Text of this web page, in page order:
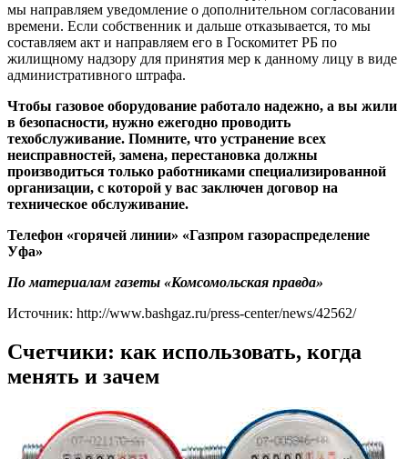
мы направляем уведомление о дополнительном согласовании
времени. Если собственник и дальше отказывается, то мы
составляем акт и направляем его в Госкомитет РБ по
жилищному надзору для принятия мер к данному лицу в виде
административного штрафа.
Чтобы газовое оборудование работало надежно, а вы жили
в безопасности, нужно ежегодно проводить
техобслуживание. Помните, что устранение всех
неисправностей, замена, перестановка должны
производиться только работниками специализированной
организации, с которой у вас заключен договор на
техническое обслуживание.
Телефон «горячей линии» «Газпром газораспределение
Уфа»
По материалам газеты «Комсомольская правда»
Источник: http://www.bashgaz.ru/press-center/news/42562/
Счетчики: как использовать, когда
менять и зачем